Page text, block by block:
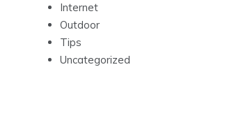
Internet
Outdoor
Tips
Uncategorized